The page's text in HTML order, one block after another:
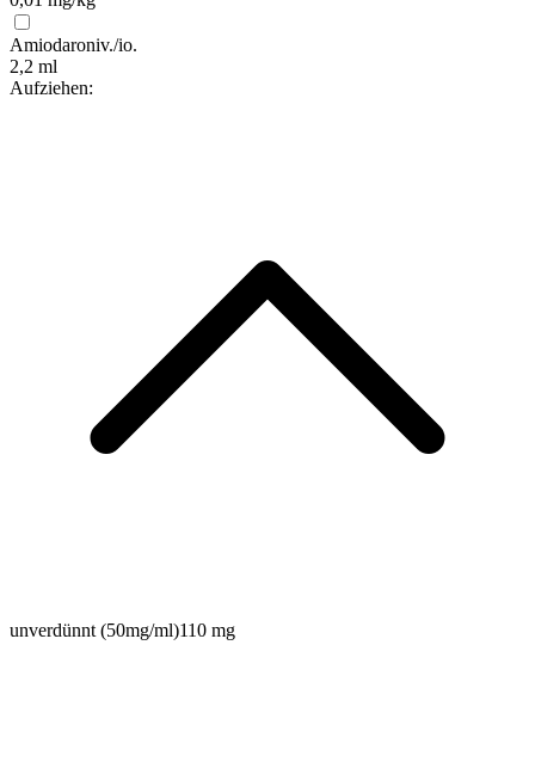
Amiodaroniv./io.
2,2 ml
Aufziehen:
unverdünnt (50mg/ml)110 mg